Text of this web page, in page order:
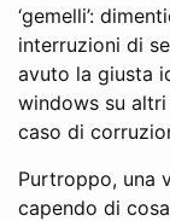
‘gemelli’:
interruzioni di
avuto la giusta
windows su
caso di
Purtroppo, una
capendo di